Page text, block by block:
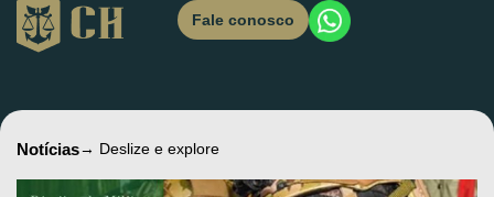
Fale conosco
Notícias→ Deslize e explore